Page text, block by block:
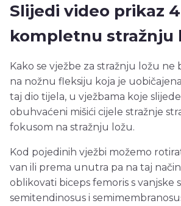
Slijedi video prikaz
kompletnu stražnju
Kako se vježbe za stražnju ložu ne
na nožnu fleksiju koja je
taj dio tijela, u vježbama koje
obuhvaćeni mišići cijele stražnje
fokusom na stražnju ložu.
Kod pojedinih vježbi možemo
van ili prema unutra pa na taj
oblikovati biceps femoris s vanjske
semitendinosus i